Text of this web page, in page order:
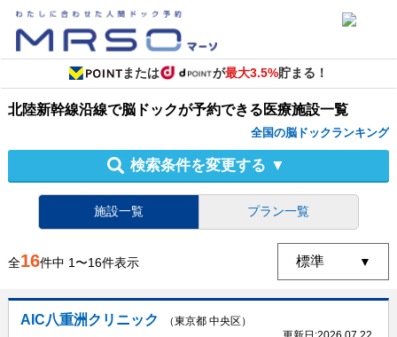
または が最大3.5%貯まる！
北陸新幹線沿線で脳ドックが予約できる医療施設一覧
全国の脳ドックランキング
検索条件を変更する ▼
施設一覧 プラン一覧
全16件中 1〜16件表示
AIC八重洲クリニック
（東京都 中央区）